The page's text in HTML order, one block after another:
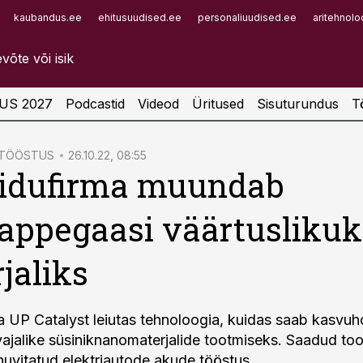
kaubandus.ee ehitusuudised.ee personaliuudised.ee
Infopank
2027 Podcastid Videod Üritused Sisuturundus
26.10.22, 08:55
muundab
UP Catalyst leiutas tehnoloogia, kuidas saab
süsiniknanomaterjalide tootmiseks. Saadud